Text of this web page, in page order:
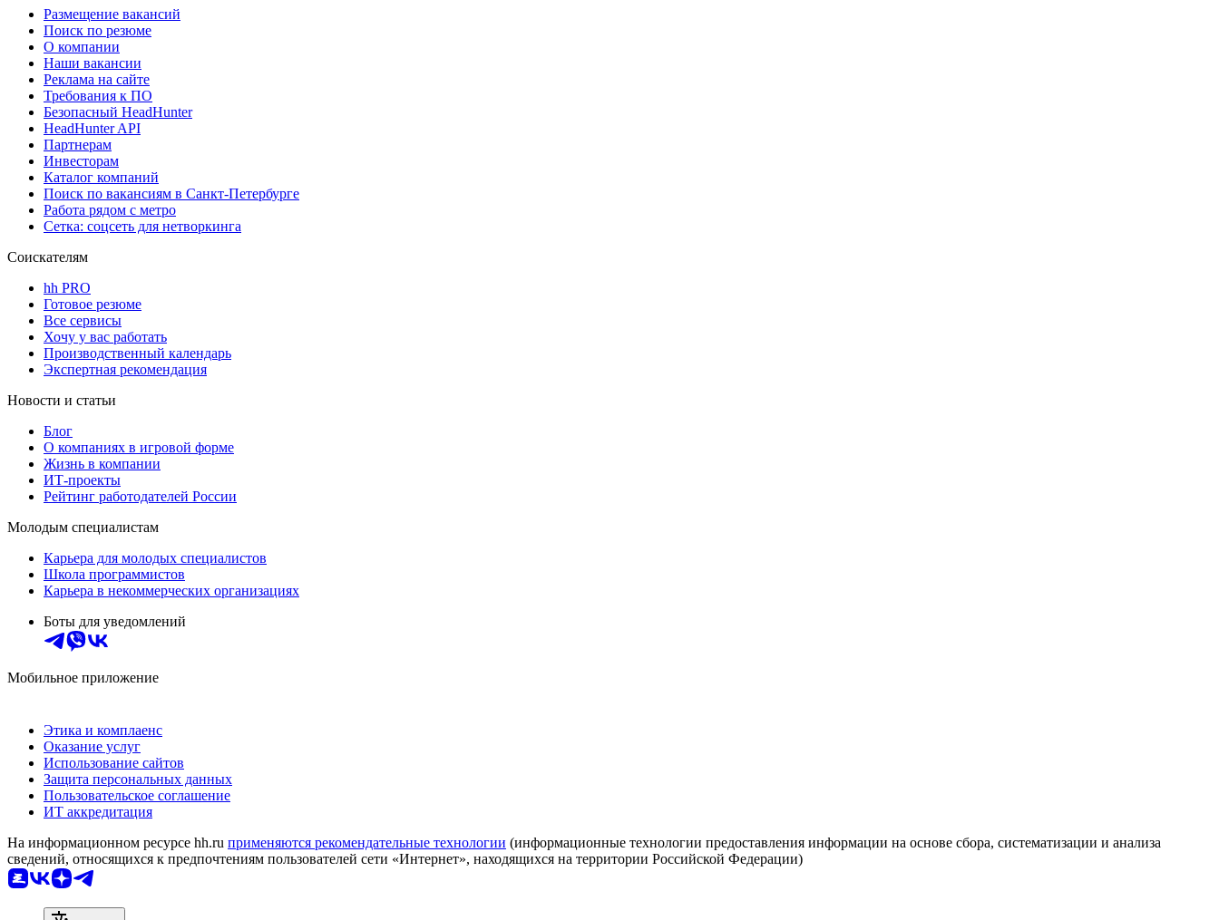
Размещение вакансий
Поиск по резюме
О компании
Наши вакансии
Реклама на сайте
Требования к ПО
Безопасный HeadHunter
HeadHunter API
Партнерам
Инвесторам
Каталог компаний
Поиск по вакансиям в Санкт-Петербурге
Работа рядом с метро
Сетка: соцсеть для нетворкинга
Соискателям
hh PRO
Готовое резюме
Все сервисы
Хочу у вас работать
Производственный календарь
Экспертная рекомендация
Новости и статьи
Блог
О компаниях в игровой форме
Жизнь в компании
ИТ-проекты
Рейтинг работодателей России
Молодым специалистам
Карьера для молодых специалистов
Школа программистов
Карьера в некоммерческих организациях
Боты для уведомлений
Мобильное приложение
Этика и комплаенс
Оказание услуг
Использование сайтов
Защита персональных данных
Пользовательское соглашение
ИТ аккредитация
На информационном ресурсе hh.ru применяются рекомендательные технологии (информационные технологии предоставления информации на основе сбора, систематизации и анализа
сведений, относящихся к предпочтениям пользователей сети «Интернет», находящихся на территории Российской Федерации)